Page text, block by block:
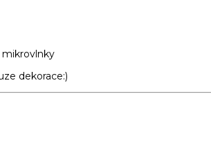
mikrovlnky
dekorace:)